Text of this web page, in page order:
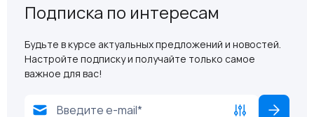
Подписка по интересам
Будьте в курсе актуальных предложений и новостей.
Настройте подписку и получайте только самое
важное для вас!